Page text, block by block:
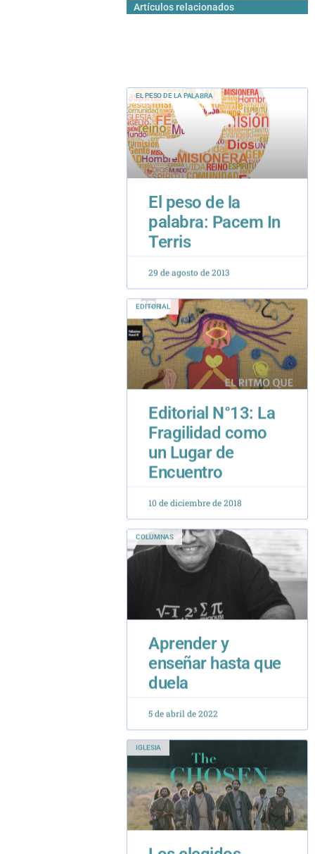
Artículos relacionados
El peso de la
palabra: Pacem In
29 de agosto de 2013
Editorial N°13: La
Fragilidad como
Encuentro
10 de diciembre de 2018
enseñar hasta que
5 de abril de 2022
Los elegidos
18 de marzo de 2024